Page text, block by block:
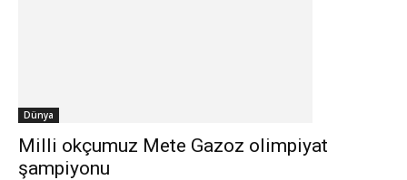
Dünya
Milli okçumuz Mete Gazoz olimpiyat
şampiyonu